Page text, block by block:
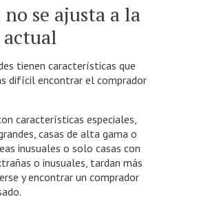
no se ajusta a la
tienen características que
difícil encontrar el comprador
características especiales,
casas de alta gama o
inusuales o solo casas con
o inusuales, tardan más
y encontrar un comprador